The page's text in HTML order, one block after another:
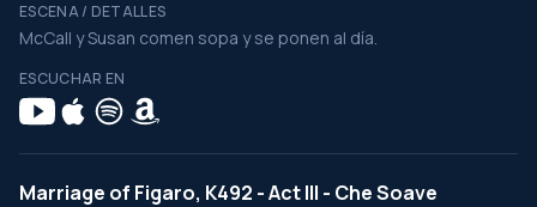
ESCENA / DETALLES
McCall y Susan comen sopa y se ponen al día.
ESCUCHAR EN
Marriage of Figaro, K492 - Act III - Che Soave